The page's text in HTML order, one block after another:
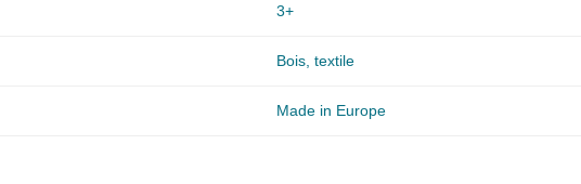
3+
Bois, textile
Made in Europe